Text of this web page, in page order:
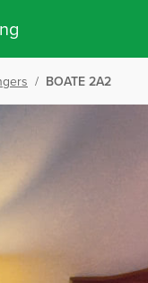
/ BOATE 2A2